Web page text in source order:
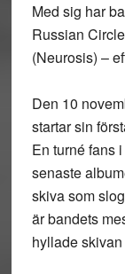
Med sig har
Russian
(Neurosis) –
Den 10
startar sin
En turné fans
senaste
skiva som
är bandets
hyllade